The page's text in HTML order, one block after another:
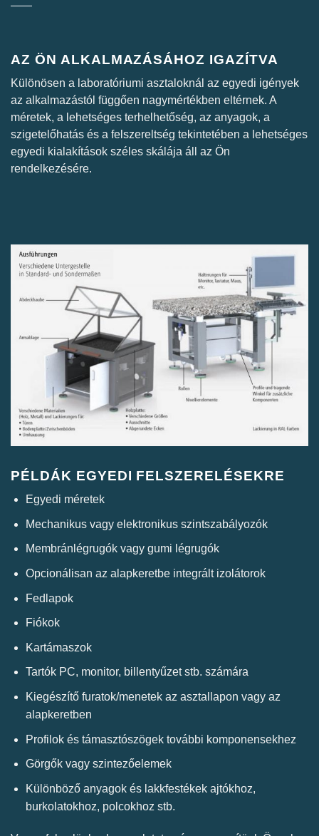
AZ ÖN ALKALMAZÁSÁHOZ IGAZÍTVA
Különösen a laboratóriumi asztaloknál az egyedi igények
az alkalmazástól függően nagymértékben eltérnek. A
méretek, a lehetséges terhelhetőség, az anyagok, a
szigetelőhatás és a felszereltség tekintetében a lehetséges
egyedi kialakítások széles skálája áll az Ön
rendelkezésére.
PÉLDÁK EGYEDI FELSZERELÉSEKRE
Egyedi méretek
Mechanikus vagy elektronikus szintszabályozók
Membránlégrugók vagy gumi légrugók
Opcionálisan az alapkeretbe integrált izolátorok
Fedlapok
Fiókok
Kartámaszok
Tartók PC, monitor, billentyűzet stb. számára
Kiegészítő furatok/menetek az asztallapon vagy az
alapkeretben
Profilok és támasztószögek további komponensekhez
Görgők vagy szintezőelemek
Különböző anyagok és lakkfestékek ajtókhoz,
burkolatokhoz, polcokhoz stb.